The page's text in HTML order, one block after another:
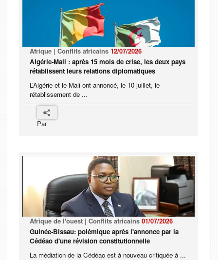
Afrique | Conflits africains 12/07/2026
Algérie-Mali : après 15 mois de crise, les deux pays
rétablissent leurs relations diplomatiques
L’Algérie et le Mali ont annoncé, le 10 juillet, le
rétablissement de ...
Par
Afrique de l'ouest | Conflits africains 01/07/2026
Guinée-Bissau: polémique après l'annonce par la
Cédéao d'une révision constitutionnelle
La médiation de la Cédéao est à nouveau critiquée à ...